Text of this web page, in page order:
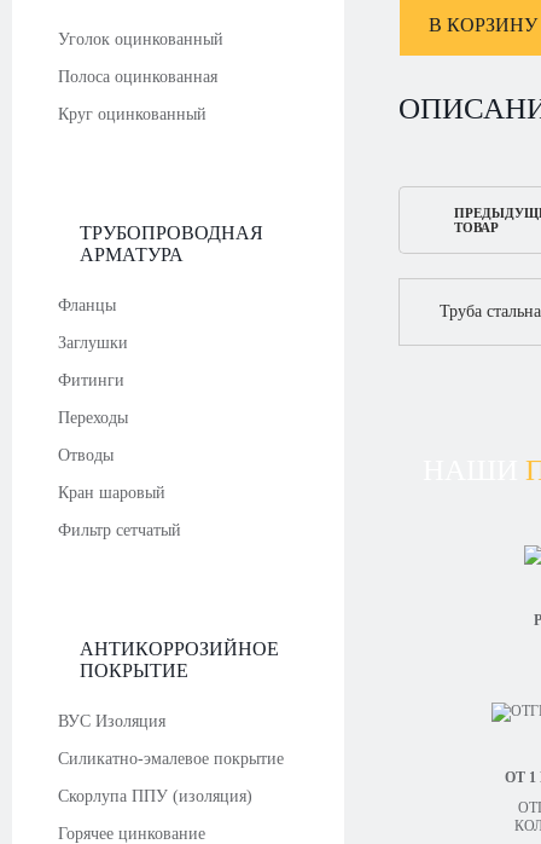
Уголок оцинкованный
Полоса оцинкованная
Круг оцинкованный
ТРУБОПРОВОДНАЯ
АРМАТУРА
Фланцы
Заглушки
Фитинги
Переходы
Отводы
Кран шаровый
Фильтр сетчатый
АНТИКОРРОЗИЙНОЕ
ПОКРЫТИЕ
ВУС Изоляция
Силикатно-эмалевое покрытие
Скорлупа ППУ (изоляция)
Горячее цинкование
В КОРЗИНУ
ТОВАР
Труба
ОТ